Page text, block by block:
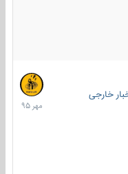
خارجی
27
مهر
1395